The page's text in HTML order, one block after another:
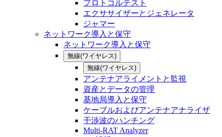
プロトコルテスト
エクササイザーとジェネレータ
ジャマー
ネットワーク導入と保守
ネットワーク導入と保守
無線(ワイヤレス)
無線(ワイヤレス)
アンテナアライメントと監視
資産とデータの管理
基地局導入と保守
ケーブルおよびアンテナアナライザ
干渉波のハンチング
Multi-RAT Analyzer